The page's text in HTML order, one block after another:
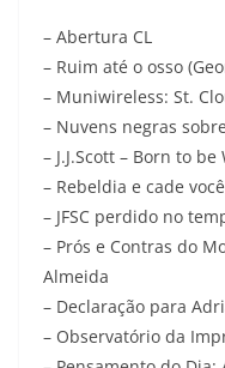
– Abertura CL
– Ruim até o osso
– Muniwireless: St.
– Nuvens negras
– J.J.Scott – Born to be
– Rebeldia e cade
– JFSC perdido no
– Prós e Contras do
Almeida
– Declaração para
– Observatório da